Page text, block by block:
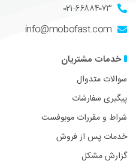
۰۲۱-۶۶۸۸۴۰۷۳
info@mobofast.com
خدمات مشتریان
سوالات متدوال
پیگیری سفارشات
شراط و مقررات موبوفست
خدمات پس از فروش
گزارش مشکل